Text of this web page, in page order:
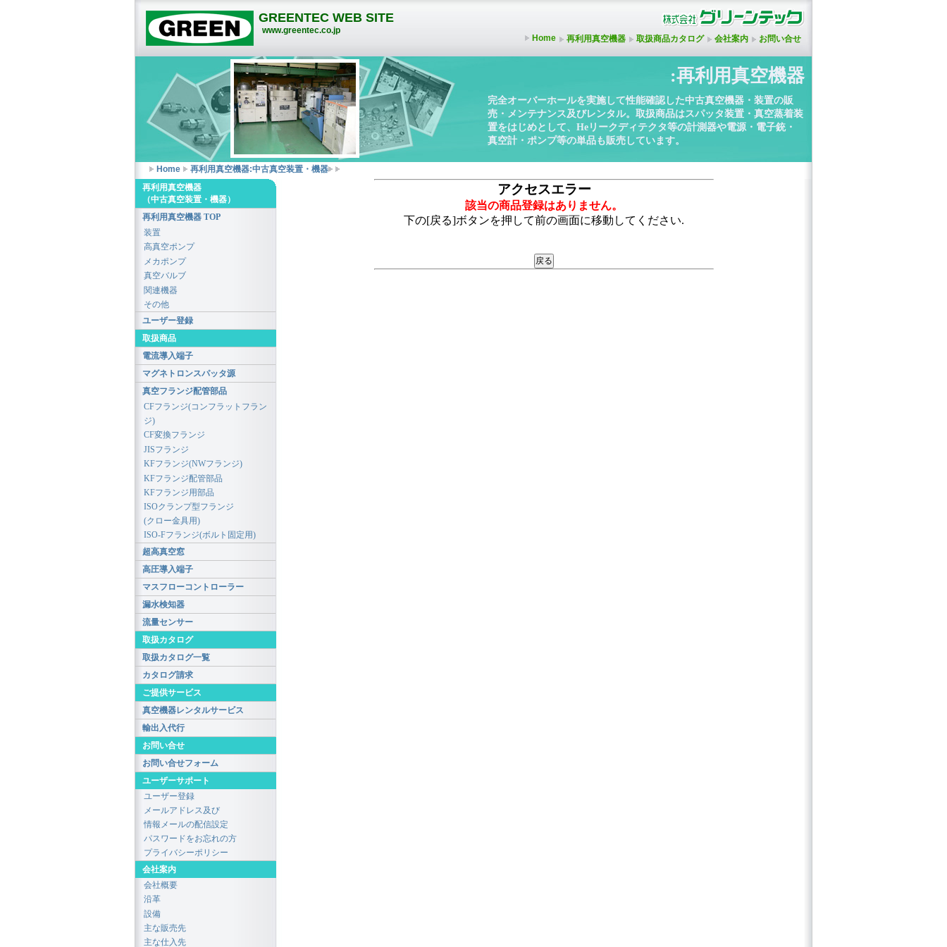
GREENTEC WEB SITE
www.greentec.co.jp
Home 再利用真空機器 取扱商品カタログ 会社案内 お問い合せ
:再利用真空機器
完全オーバーホールを実施して性能確認した中古真空機器・装置の販
売・メンテナンス及びレンタル。取扱商品はスパッタ装置・真空蒸着装
置をはじめとして、Heリークディテクタ等の計測器や電源・電子銃・
真空計・ポンプ等の単品も販売しています。
Home 再利用真空機器:中古真空装置・機器
アクセスエラー
該当の商品登録はありません。
下の[戻る]ボタンを押して前の画面に移動してください.
再利用真空機器
（中古真空装置・機器）
再利用真空機器 TOP
装置
高真空ポンプ
メカポンプ
真空バルブ
関連機器
その他
ユーザー登録
取扱商品
電流導入端子
マグネトロンスパッタ源
真空フランジ配管部品
CFフランジ(コンフラットフラン
ジ)
CF変換フランジ
JISフランジ
KFフランジ(NWフランジ)
KFフランジ配管部品
KFフランジ用部品
ISOクランプ型フランジ
(クロー金具用)
ISO-Fフランジ(ボルト固定用)
超高真空窓
高圧導入端子
マスフローコントローラー
漏水検知器
流量センサー
取扱カタログ
取扱カタログ一覧
カタログ請求
ご提供サービス
真空機器レンタルサービス
輸出入代行
お問い合せ
お問い合せフォーム
ユーザーサポート
ユーザー登録
メールアドレス及び
情報メールの配信設定
パスワードをお忘れの方
プライバシーポリシー
会社案内
会社概要
沿革
設備
主な販売先
主な仕入先